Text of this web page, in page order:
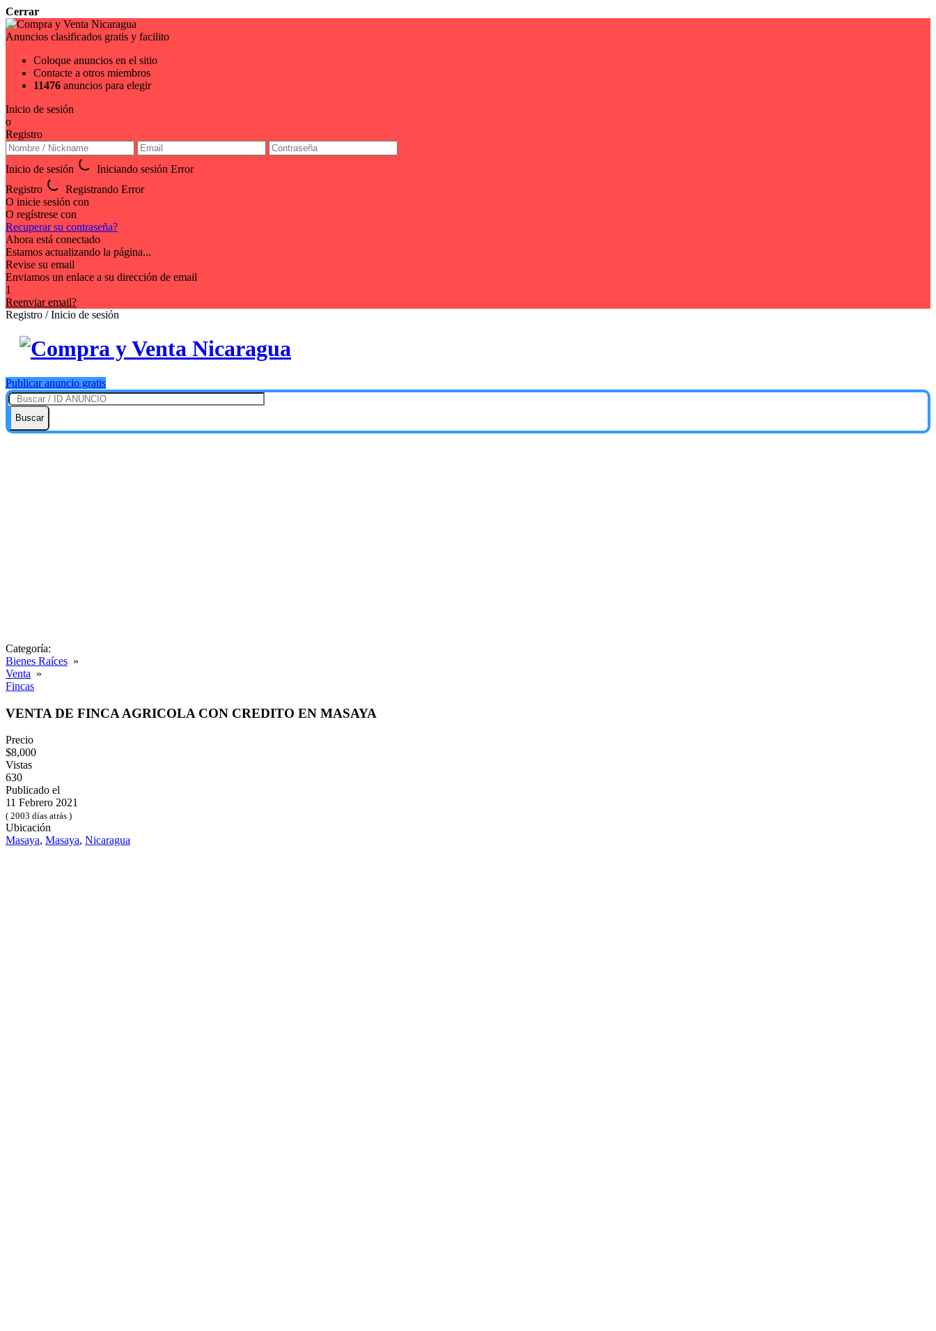
Cerrar
Anuncios clasificados gratis y facilito
Coloque anuncios en el sitio
Contacte a otros miembros
11476 anuncios para elegir
Inicio de sesión
o
Registro
Inicio de sesión Iniciando sesión Error
Registro
Registrando Error
O inicie sesión con
O regístrese con
Recuperar su contraseña?
Ahora está conectado
Estamos actualizando la página...
Revise su email
Enviamos un enlace a su dirección de email
1
Reenviar email?
Registro / Inicio de sesión
Publicar anuncio gratis
Buscar
Categoría:
Bienes Raíces »
Venta »
Fincas
VENTA DE FINCA AGRICOLA CON CREDITO EN MASAYA
Precio
$8,000
Vistas
630
Publicado el
11 Febrero 2021
( 2003 días atrás )
Ubicación
Masaya, Masaya, Nicaragua